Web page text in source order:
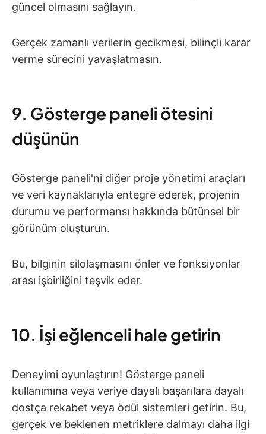
güncel olmasını sağlayın.
Gerçek zamanlı verilerin gecikmesi, bilinçli karar
verme sürecini yavaşlatmasın.
9. Gösterge paneli ötesini
düşünün
Gösterge paneli'ni diğer proje yönetimi araçları
ve veri kaynaklarıyla entegre ederek, projenin
durumu ve performansı hakkında bütünsel bir
görünüm oluşturun.
Bu, bilginin silolaşmasını önler ve fonksiyonlar
arası işbirliğini teşvik eder.
10. İşi eğlenceli hale getirin
Deneyimi oyunlaştırın! Gösterge paneli
kullanımına veya veriye dayalı başarılara dayalı
dostça rekabet veya ödül sistemleri getirin. Bu,
gerçek ve beklenen metriklere dalmayı daha ilgi